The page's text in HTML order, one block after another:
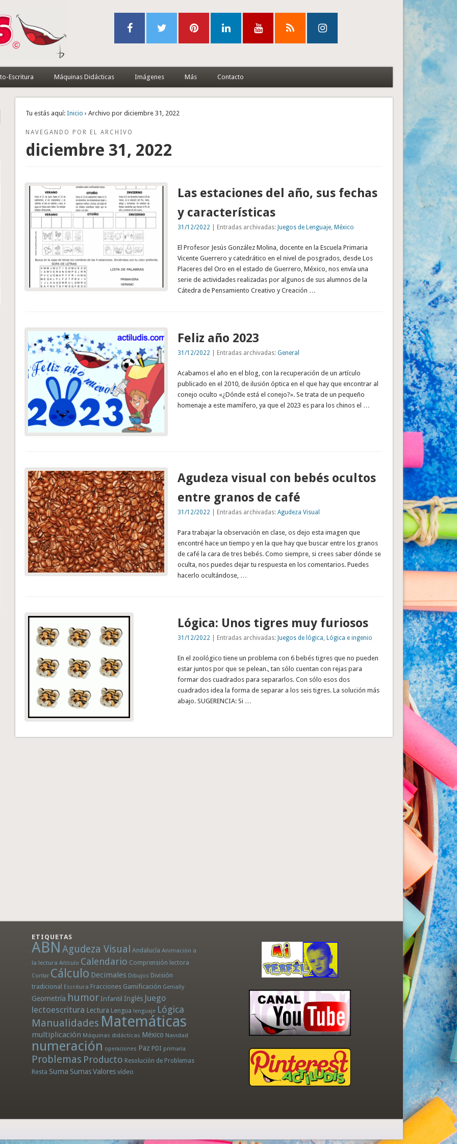
Escritura Máquinas Didácticas Imágenes Más Contacto
Tu estás aquí: Inicio › Archivo por diciembre 31, 2022
NAVEGANDO POR EL ARCHIVO
diciembre 31, 2022
Las estaciones del año, sus fechas
y características
31/12/2022 | Entradas archivadas: Juegos de Lenguaje, México
El Profesor Jesús González Molina, docente en la Escuela Primaria
Vicente Guerrero y catedrático en el nivel de posgrados, desde Los
Placeres del Oro en el estado de Guerrero, México, nos envía una
serie de actividades realizadas por algunos de sus alumnos de la
Cátedra de Pensamiento Creativo y Creación …
Feliz año 2023
31/12/2022 | Entradas archivadas: General
Acabamos el año en el blog, con la recuperación de un artículo
publicado en el 2010, de ilusión óptica en el que hay que encontrar al
conejo oculto «¿Dónde está el conejo?». Se trata de un pequeño
homenaje a este mamífero, ya que el 2023 es para los chinos el …
Agudeza visual con bebés ocultos
entre granos de café
31/12/2022 | Entradas archivadas: Agudeza Visual
Para trabajar la observación en clase, os dejo esta imagen que
encontré hace un tiempo y en la que hay que buscar entre los granos
de café la cara de tres bebés. Como siempre, si crees saber dónde se
oculta, nos puedes dejar tu respuesta en los comentarios. Puedes
hacerlo ocultándose, …
Lógica: Unos tigres muy furiosos
31/12/2022 | Entradas archivadas: Juegos de lógica, Lógica e ingenio
En el zoológico tiene un problema con 6 bebés tigres que no pueden
estar juntos por que se pelean., tan sólo cuentan con rejas para
formar dos cuadrados para separarlos. Con sólo esos dos
cuadrados idea la forma de separar a los seis tigres. La solución más
abajo. SUGERENCIA: Si …
ETIQUETAS
ABN Agudeza Visual Andalucía Animación a
la lectura Artículo Calendario Comprensión lectora
Contar Cálculo Decimales Dibujos División
tradicional Escritura Fracciones Gamificación Genially
Geometría humor Infantil Inglés Juego
lectoescritura Lectura Lengua lenguaje Lógica
Manualidades Matemáticas
multiplicación Máquinas didácticas México Navidad
numeración operaciones Paz PDI primaria
Problemas Producto Resolución de Problemas
Resta Suma SumasValores vídeo